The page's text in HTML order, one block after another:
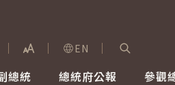
展開字級選單
EN
總統 總統府公報 參觀